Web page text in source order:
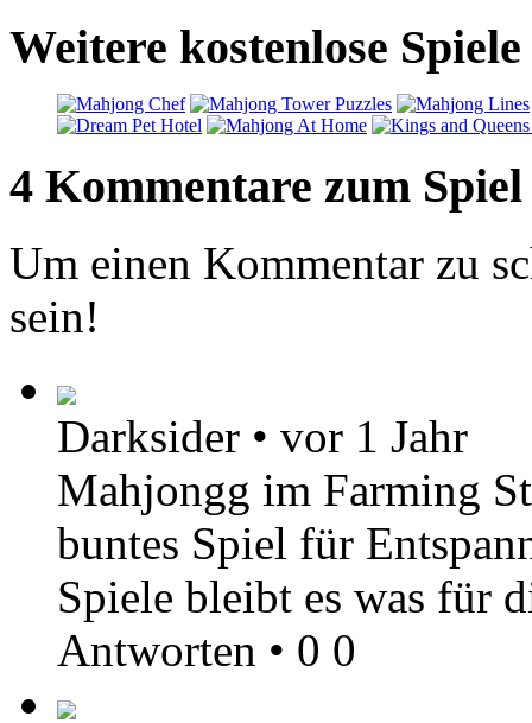
Weitere kostenlose
4 Kommentare zum Spiel
Um einen Kommentar zu
sein!
Darksider • vor 1 Jahr
Mahjongg im Farming
buntes Spiel für
Spiele bleibt es was für
Antworten • 0 0